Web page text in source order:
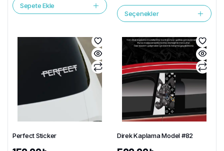
Sepete Ekle
Seçenekler
Perfect Sticker Direk Kaplama Model #82